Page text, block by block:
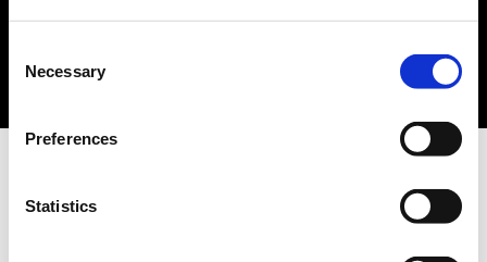
Selection
Necessary
Preferences
Statistics